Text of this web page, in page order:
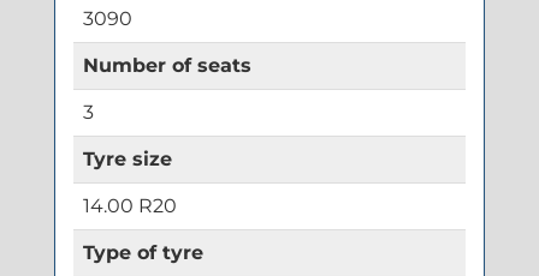
3090
Number of seats
3
Tyre size
14.00 R20
Type of tyre